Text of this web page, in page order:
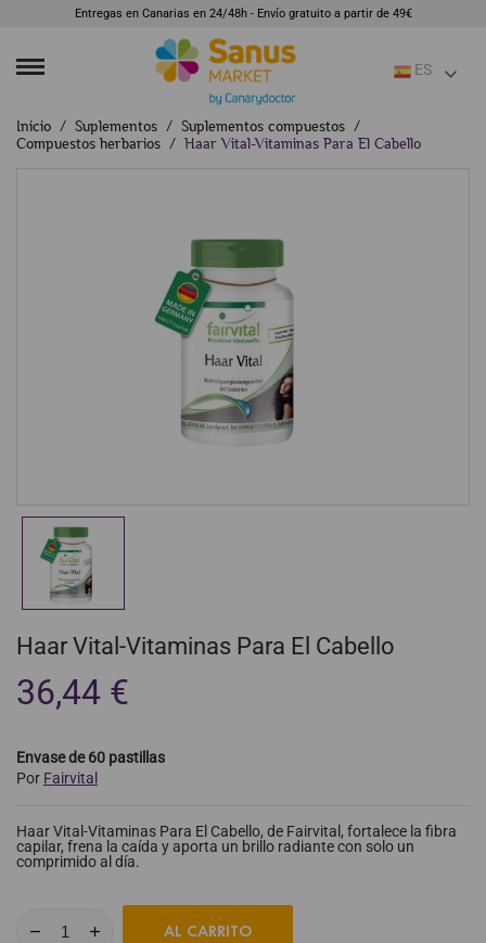
Entregas en Canarias en 24/48h - Envío gratuito a partir de 49€
ES
Inicio Suplementos
Suplementos compuestos
Compuestos herbarios
Haar Vital-Vitaminas Para El Cabello
Haar Vital-Vitaminas Para El Cabello
36,44 €
Envase de 60 pastillas
Por Fairvital
Haar Vital-Vitaminas Para El Cabello, de Fairvital, fortalece la fibra
capilar, frena la caída y aporta un brillo radiante con solo un
comprimido al día.
AL CARRITO